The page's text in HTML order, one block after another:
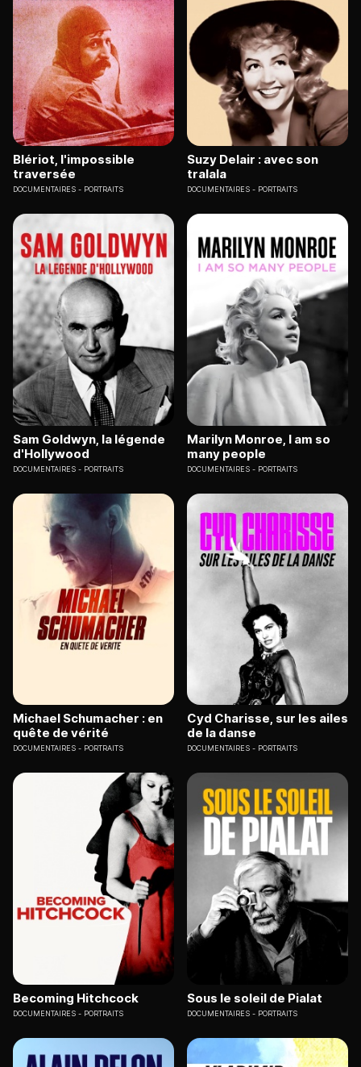
Blériot, l'impossible
traversée
DOCUMENTAIRES PORTRAITS
Suzy Delair : avec son
tralala
DOCUMENTAIRES PORTRAITS
Sam Goldwyn, la légende
d'Hollywood
DOCUMENTAIRES PORTRAITS
Marilyn Monroe, I am so
many people
DOCUMENTAIRES PORTRAITS
Michael Schumacher : en
quête de vérité
DOCUMENTAIRES PORTRAITS
Cyd Charisse, sur les ailes
de la danse
DOCUMENTAIRES PORTRAITS
Becoming Hitchcock
DOCUMENTAIRES PORTRAITS
Sous le soleil de Pialat
DOCUMENTAIRES PORTRAITS